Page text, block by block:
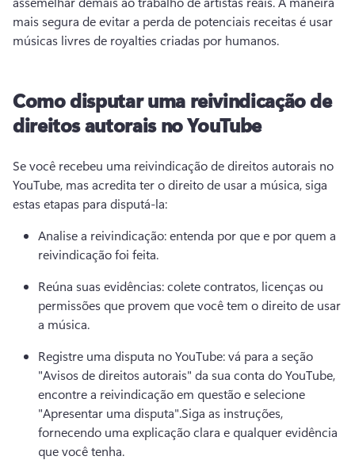
mais segura de evitar a perda de potenciais receitas é usar
músicas livres de royalties criadas por humanos.
Como disputar uma reivindicação de
direitos autorais no YouTube
Se você recebeu uma reivindicação de direitos autorais no
YouTube, mas acredita ter o direito de usar a música, siga
estas etapas para disputá-la:
Analise a reivindicação: entenda por que e por quem a
reivindicação foi feita.
Reúna suas evidências: colete contratos, licenças ou
permissões que provem que você tem o direito de usar
a música.
Registre uma disputa no YouTube: vá para a seção
"Avisos de direitos autorais" da sua conta do YouTube,
encontre a reivindicação em questão e selecione
"Apresentar uma disputa".Siga as instruções,
fornecendo uma explicação clara e qualquer evidência
que você tenha.